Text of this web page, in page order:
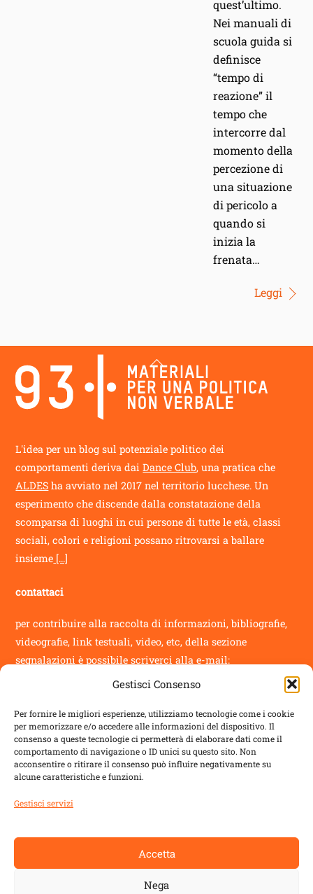
Gestisci Consenso
Per fornire le migliori esperienze, utilizziamo tecnologie come i cookie
per memorizzare e/o accedere alle informazioni del dispositivo. Il
consenso a queste tecnologie ci permetterà di elaborare dati come il
comportamento di navigazione o ID unici su questo sito. Non
acconsentire o ritirare il consenso può influire negativamente su
alcune caratteristiche e funzioni.
Gestisci servizi
Accetta
Nega
quest’ultimo.
Nei manuali di
scuola guida si
definisce
“tempo di
reazione” il
tempo che
intercorre dal
momento della
percezione di
una situazione
di pericolo a
quando si
inizia la
frenata…
Leggi
Back
To
Top
L'idea per un blog sul potenziale politico dei
comportamenti deriva daiDance Club, una pratica che
ALDES ha avviato nel 2017 nel territorio lucchese. Un
esperimento che discende dalla constatazione della
scomparsa di luoghi in cui persone di tutte le età, classi
sociali, colori e religioni possano ritrovarsi a ballare
insieme [...]
contattaci
per contribuire alla raccolta di informazioni, bibliografie,
videografie, link testuali, video, etc, della sezione
segnalazioniè possibile scriverci alla e-mail:
info@novantatrepercento.it
sostenitori
il blog è un progetto sostenuto da
Regione Toscana